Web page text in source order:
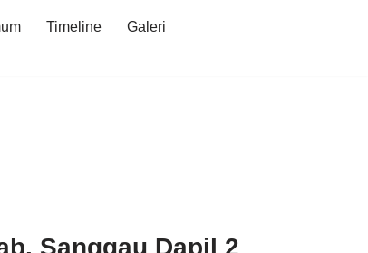
Timeline
Galeri
Sanggau Dapil 2